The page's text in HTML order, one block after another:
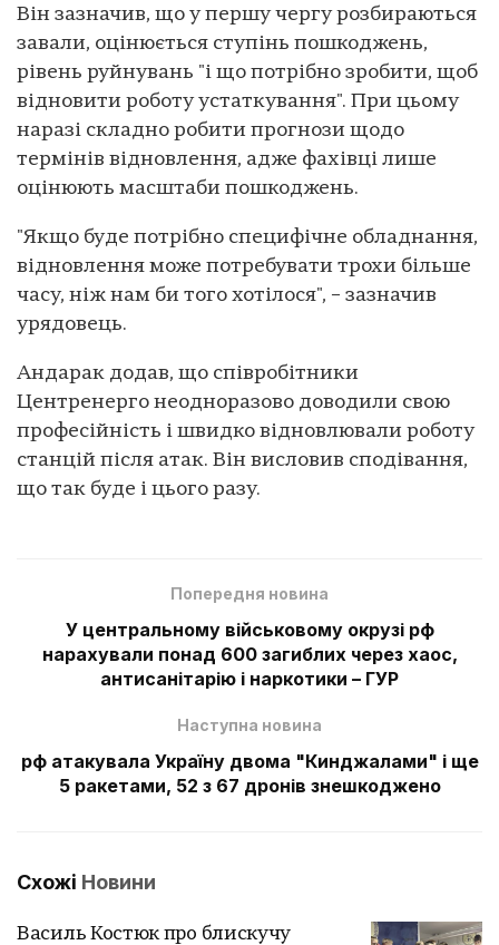
Він зазначив, що у першу чергу розбираються
завали, оцінюється ступінь пошкоджень,
рівень руйнувань "і що потрібно зробити, щоб
відновити роботу устаткування". При цьому
наразі складно робити прогнози щодо
термінів відновлення, адже фахівці лише
оцінюють масштаби пошкоджень.
"Якщо буде потрібно специфічне обладнання,
відновлення може потребувати трохи більше
часу, ніж нам би того хотілося", – зазначив
урядовець.
Андарак додав, що співробітники
Центренерго неодноразово доводили свою
професійність і швидко відновлювали роботу
станцій після атак. Він висловив сподівання,
що так буде і цього разу.
Попередня новина
У центральному військовому окрузі рф
нарахували понад 600 загиблих через хаос,
антисанітарію і наркотики – ГУР
Наступна новина
рф атакувала Україну двома "Кинджалами" і ще
5 ракетами, 52 з 67 дронів знешкоджено
Схожі Новини
Василь Костюк про блискучу